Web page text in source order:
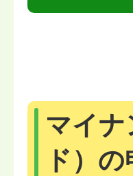
マイ
ド）